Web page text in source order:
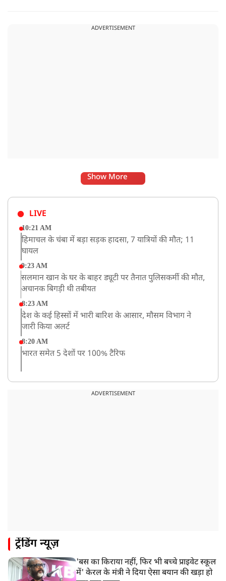
ADVERTISEMENT
Show More
LIVE
10:21 AM
हिमाचल के चंबा में बड़ा सड़क हादसा, 7 यात्रियों की मौत; 11
घायल
9:23 AM
सलमान खान के घर के बाहर ड्यूटी पर तैनात पुलिसकर्मी की मौत,
अचानक बिगड़ी थी तबीयत
8:23 AM
देश के कई हिस्सों में भारी बारिश के आसार, मौसम विभाग ने
जारी किया अलर्ट
8:20 AM
भारत समेत 5 देशों पर 100% टैरिफ
PM मोदी आज IIT दिल्ली के दीक्षांत समारोह में शामिल होंगे
ADVERTISEMENT
ट्रेंडिंग न्यूज़
'बस का किराया नहीं, फिर भी बच्चे प्राइवेट स्कूल
में' केरल के मंत्री ने दिया ऐसा बयान की खड़ा हो